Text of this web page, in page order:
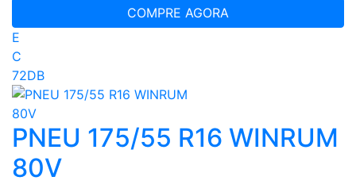
COMPRE AGORA
E
C
72DB
PNEU 175/55 R16 WINRUM
80V